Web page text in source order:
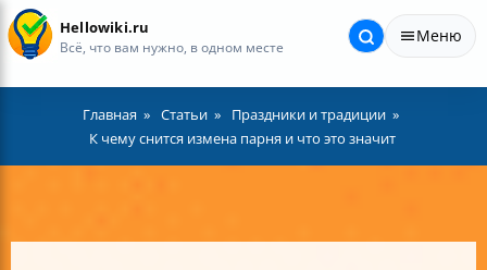
Hellowiki.ru
Всё, что вам нужно, в одном месте
Меню
Главная Статьи
Праздники и традиции
К чему снится измена парня и что это значит